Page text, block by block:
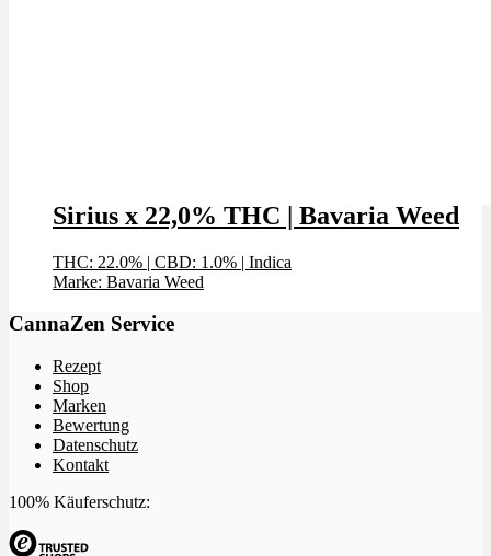
Sirius x 22,0% THC | Bavaria Weed
THC: 22.0% | CBD: 1.0% | Indica
Marke: Bavaria Weed
CannaZen Service
Rezept
Shop
Marken
Bewertung
Datenschutz
Kontakt
100% Käuferschutz: